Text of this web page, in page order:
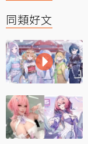
同類好文